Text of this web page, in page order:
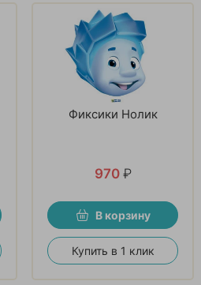
Фиксики Нолик
970 ₽
В корзину
Купить в 1 клик